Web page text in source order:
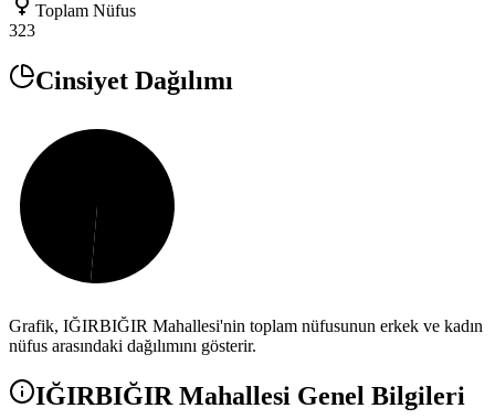
Toplam Nüfus
323
Cinsiyet Dağılımı
Grafik, IĞIRBIĞIR Mahallesi'nin toplam nüfusunun erkek ve kadın
nüfus arasındaki dağılımını gösterir.
IĞIRBIĞIR Mahallesi Genel Bilgileri